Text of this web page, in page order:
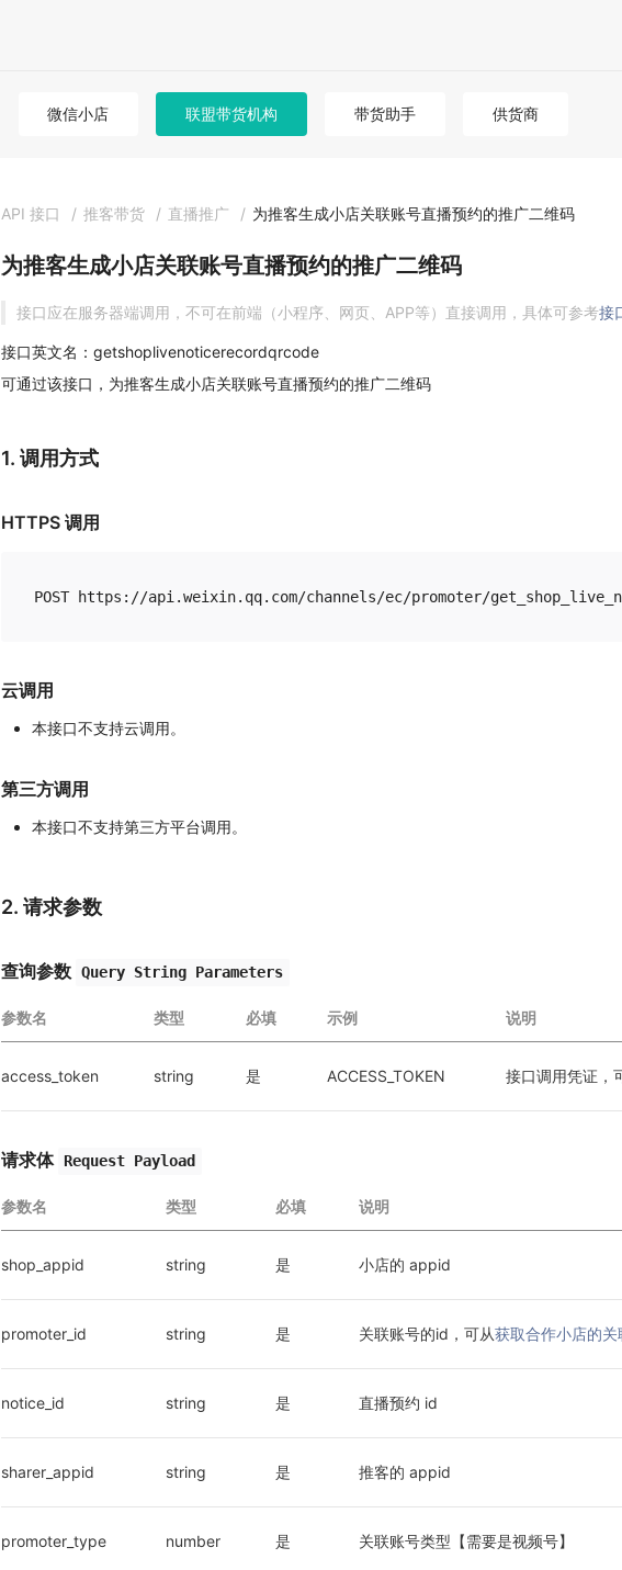
微信小店 联盟带货机构 带货助手 供货商
API 接口 / 推客带货 / 直播推广 / 为推客生成小店关联账号直播预约的推广二维码
为推客生成小店关联账号直播预约的推广二维码
接口应在服务器端调用，不可在前端（小程序、网页、APP等）直接调用，具体可参考接
接口英文名：getshoplivenoticerecordqrcode
可通过该接口，为推客生成小店关联账号直播预约的推广二维码
1. 调用方式
HTTPS 调用
云调用
本接口不支持云调用。
第三方调用
本接口不支持第三方平台调用。
2. 请求参数
查询参数 Query String Parameters
参数名 类型 必填 示例 说明
access_token string 是 ACCESS_TOKEN 接口调用凭证，
请求体 Request Payload
参数名 类型 必填 说明
shop_appid string 是 小店的 appid
promoter_id string 是 关联账号的id，可从获取合作小店的关
notice_id string 是 直播预约 id
sharer_appid string 是 推客的 appid
promoter_type number 是 关联账号类型【需要是视频号】